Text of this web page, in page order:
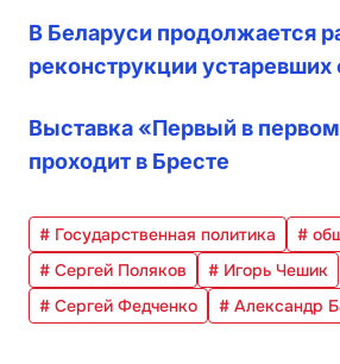
В Беларуси продолжается
реконструкции
Выставка «Первый в
проходит в Бресте
# Государственная политика
#
# Сергей Поляков
# Игорь Чешик
# Сергей Федченко
# Александр